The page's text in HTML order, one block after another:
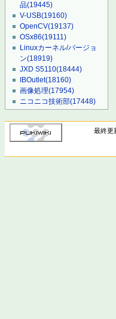
品(19445)
V-USB(19160)
OpenCV(19137)
OSx86(19111)
Linuxカーネル/バージョ
ン(18919)
JXD S5110(18444)
IBOutlet(18160)
画像処理(17954)
ニコニコ技術部(17448)
最終更